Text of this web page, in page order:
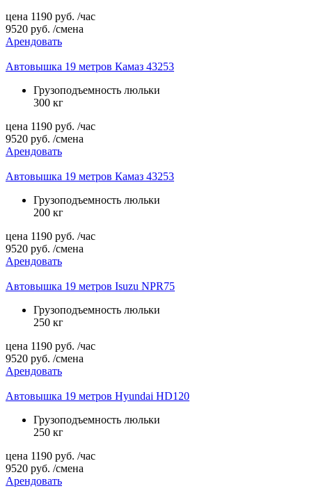
цена 1190 руб. /час
9520 руб. /смена
Арендовать
Автовышка 19 метров Камаз 43253
Грузоподъемность люльки
300 кг
цена 1190 руб. /час
9520 руб. /смена
Арендовать
Автовышка 19 метров Камаз 43253
Грузоподъемность люльки
200 кг
цена 1190 руб. /час
9520 руб. /смена
Арендовать
Автовышка 19 метров Isuzu NPR75
Грузоподъемность люльки
250 кг
цена 1190 руб. /час
9520 руб. /смена
Арендовать
Автовышка 19 метров Hyundai HD120
Грузоподъемность люльки
250 кг
цена 1190 руб. /час
9520 руб. /смена
Арендовать